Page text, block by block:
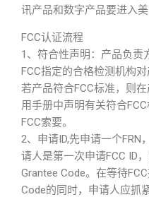
讯产品和数字产品要进入
FCC认证流程
1、符合性声明：产品负责
FCC指定的合格检测机构
若产品符合FCC标准，则
用手册中声明有关符合
FCC索要。
2、申请ID,先申请一个FRN
请人是第一次申请FCC ID
Grantee Code。在等待
Code的同时，申请人应抓